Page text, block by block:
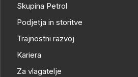
Skupina Petrol
Podjetja in storitve
Trajnostni razvoj
Kariera
Za vlagatelje